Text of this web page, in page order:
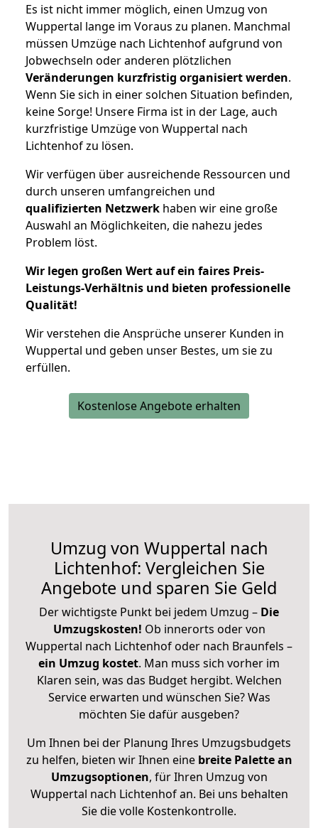
Es ist nicht immer möglich, einen Umzug von
Wuppertal lange im Voraus zu planen. Manchmal
müssen Umzüge nach Lichtenhof aufgrund von
Jobwechseln oder anderen plötzlichen
Veränderungen kurzfristig organisiert werden.
Wenn Sie sich in einer solchen Situation befinden,
keine Sorge! Unsere Firma ist in der Lage, auch
kurzfristige Umzüge von Wuppertal nach
Lichtenhof zu lösen.
Wir verfügen über ausreichende Ressourcen und
durch unseren umfangreichen und
qualifizierten Netzwerk haben wir eine große
Auswahl an Möglichkeiten, die nahezu jedes
Problem löst.
Wir legen großen Wert auf ein faires Preis-
Leistungs-Verhältnis und bieten professionelle
Qualität!
Wir verstehen die Ansprüche unserer Kunden in
Wuppertal und geben unser Bestes, um sie zu
erfüllen.
Kostenlose Angebote erhalten
Umzug von Wuppertal nach
Lichtenhof: Vergleichen Sie
Angebote und sparen Sie Geld
Der wichtigste Punkt bei jedem Umzug – Die
Umzugskosten! Ob innerorts oder von
Wuppertal nach Lichtenhof oder nach Braunfels –
ein Umzug kostet. Man muss sich vorher im
Klaren sein, was das Budget hergibt. Welchen
Service erwarten und wünschen Sie? Was
möchten Sie dafür ausgeben?
Um Ihnen bei der Planung Ihres Umzugsbudgets
zu helfen, bieten wir Ihnen eine breite Palette an
Umzugsoptionen, für Ihren Umzug von
Wuppertal nach Lichtenhof an. Bei uns behalten
Sie die volle Kostenkontrolle.